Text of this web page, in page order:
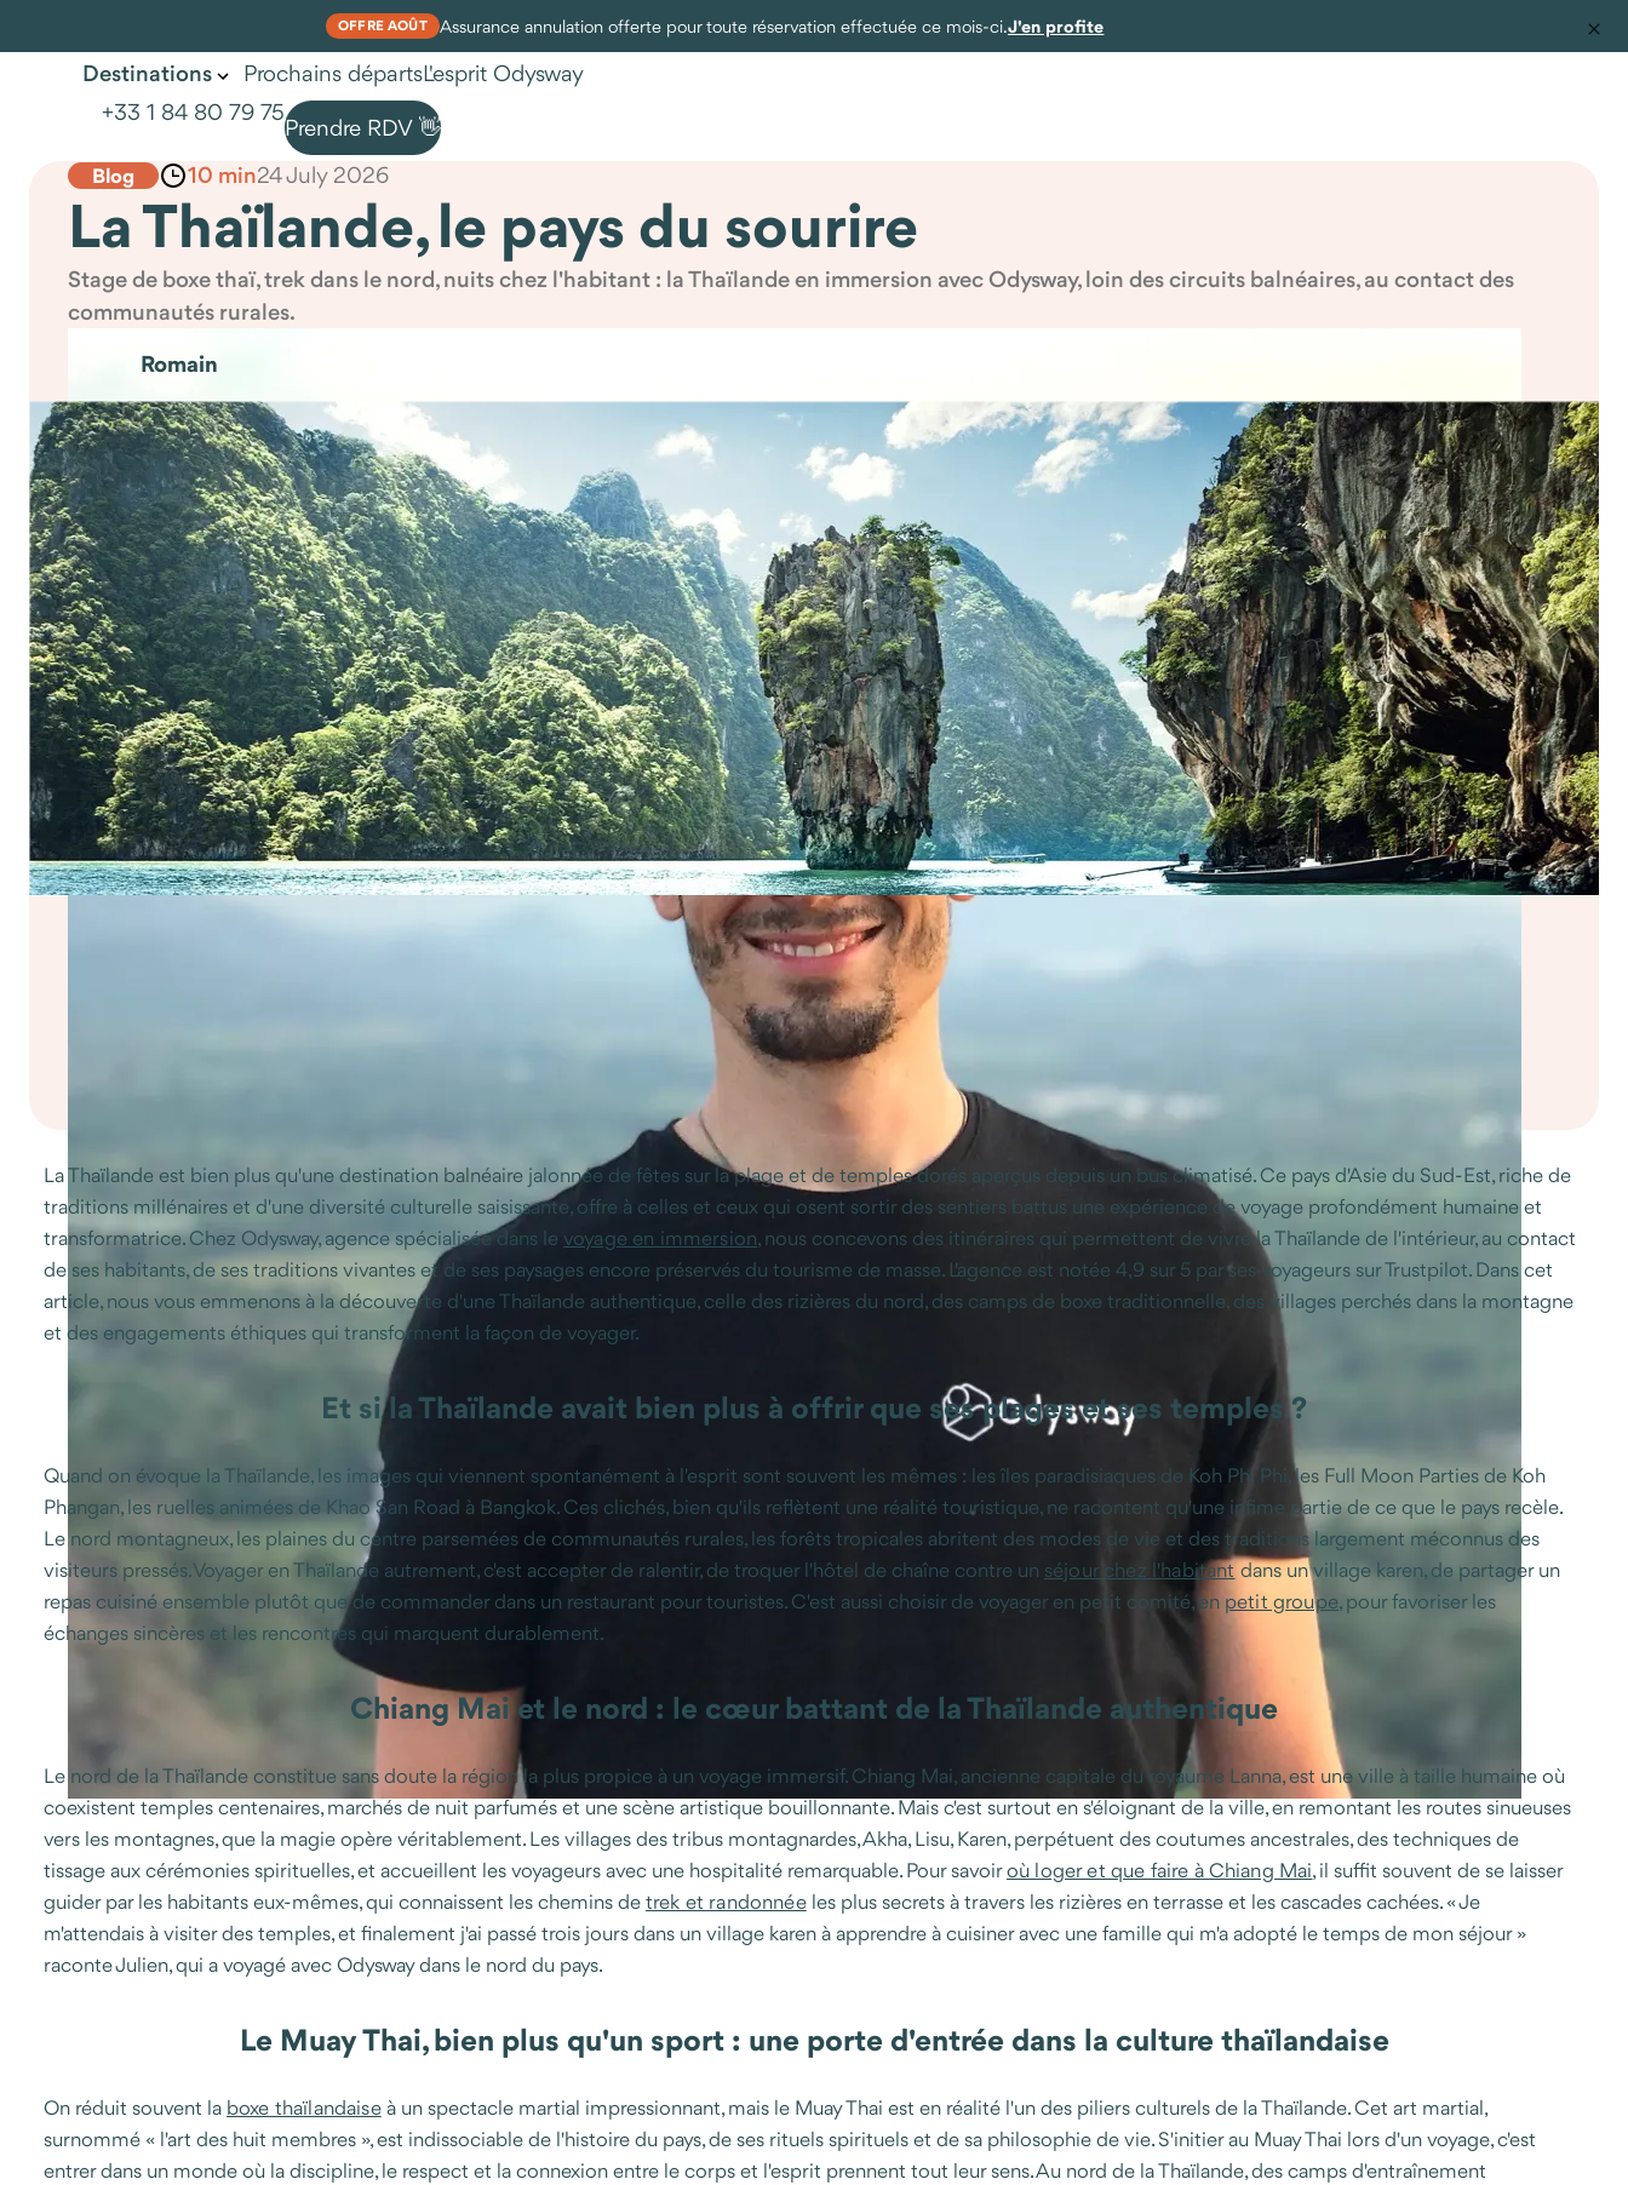
OFFRE AOÛT Assurance annulation offerte pour toute réservation effectuée ce mois-ci.J'en profite
Destinations Prochains départsL'esprit Odysway
+33 1 84 80 79 75Prendre RDV 👋
Blog 10 min24 July 2026
La Thaïlande, le pays du sourire
Stage de boxe thaï, trek dans le nord, nuits chez l'habitant : la Thaïlande en immersion avec Odysway, loin des circuits balnéaires, au contact des
communautés rurales.
Romain
La Thaïlande est bien plus qu'une destination balnéaire jalonnée de fêtes sur la plage et de temples dorés aperçus depuis un bus climatisé. Ce pays d'Asie du Sud-Est, riche de
traditions millénaires et d'une diversité culturelle saisissante, offre à celles et ceux qui osent sortir des sentiers battus une expérience de voyage profondément humaine et
transformatrice. Chez Odysway, agence spécialisée dans le voyage en immersion, nous concevons des itinéraires qui permettent de vivre la Thaïlande de l'intérieur, au contact
de ses habitants, de ses traditions vivantes et de ses paysages encore préservés du tourisme de masse. L'agence est notée 4,9 sur 5 par ses voyageurs sur Trustpilot. Dans cet
article, nous vous emmenons à la découverte d'une Thaïlande authentique, celle des rizières du nord, des camps de boxe traditionnelle, des villages perchés dans la montagne
et des engagements éthiques qui transforment la façon de voyager.
Et si la Thaïlande avait bien plus à offrir que ses plages et ses temples ?
Quand on évoque la Thaïlande, les images qui viennent spontanément à l'esprit sont souvent les mêmes : les îles paradisiaques de Koh Phi Phi, les Full Moon Parties de Koh
Phangan, les ruelles animées de Khao San Road à Bangkok. Ces clichés, bien qu'ils reflètent une réalité touristique, ne racontent qu'une infime partie de ce que le pays recèle.
Le nord montagneux, les plaines du centre parsemées de communautés rurales, les forêts tropicales abritent des modes de vie et des traditions largement méconnus des
visiteurs pressés. Voyager en Thaïlande autrement, c'est accepter de ralentir, de troquer l'hôtel de chaîne contre un séjour chez l'habitantdans un village karen, de partager un
repas cuisiné ensemble plutôt que de commander dans un restaurant pour touristes. C'est aussi choisir de voyager en petit comité, en petit groupe, pour favoriser les
échanges sincères et les rencontres qui marquent durablement.
Chiang Mai et le nord : le cœur battant de la Thaïlande authentique
Le nord de la Thaïlande constitue sans doute la région la plus propice à un voyage immersif. Chiang Mai, ancienne capitale du royaume Lanna, est une ville à taille humaine où
coexistent temples centenaires, marchés de nuit parfumés et une scène artistique bouillonnante. Mais c'est surtout en s'éloignant de la ville, en remontant les routes sinueuses
vers les montagnes, que la magie opère véritablement. Les villages des tribus montagnardes, Akha, Lisu, Karen, perpétuent des coutumes ancestrales, des techniques de
tissage aux cérémonies spirituelles, et accueillent les voyageurs avec une hospitalité remarquable. Pour savoiroù loger et que faire à Chiang Mai, il suffit souvent de se laisser
guider par les habitants eux-mêmes, qui connaissent les chemins detrek et randonnéeles plus secrets à travers les rizières en terrasse et les cascades cachées. « Je
m'attendais à visiter des temples, et finalement j'ai passé trois jours dans un village karen à apprendre à cuisiner avec une famille qui m'a adopté le temps de mon séjour »
raconte Julien, qui a voyagé avec Odysway dans le nord du pays.
Le Muay Thai, bien plus qu'un sport : une porte d'entrée dans la culture thaïlandaise
On réduit souvent la boxe thaïlandaiseà un spectacle martial impressionnant, mais le Muay Thai est en réalité l'un des piliers culturels de la Thaïlande. Cet art martial,
surnommé « l'art des huit membres », est indissociable de l'histoire du pays, de ses rituels spirituels et de sa philosophie de vie. S'initier au Muay Thai lors d'un voyage, c'est
entrer dans un monde où la discipline, le respect et la connexion entre le corps et l'esprit prennent tout leur sens. Au nord de la Thaïlande, des camps d'entraînement